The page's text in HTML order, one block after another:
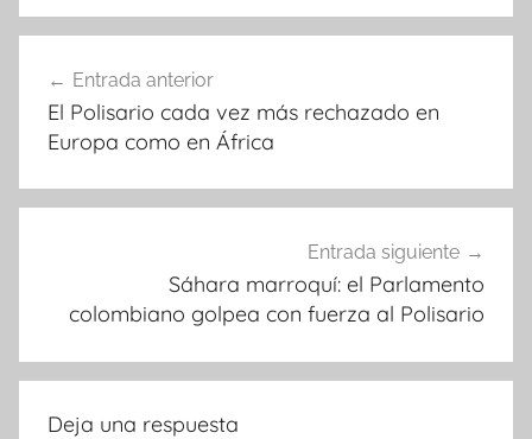
de
entradas
Entrada anterior
El Polisario cada vez más rechazado en
Europa como en África
Entrada siguiente
Sáhara marroquí: el Parlamento
colombiano golpea con fuerza al Polisario
Deja una respuesta